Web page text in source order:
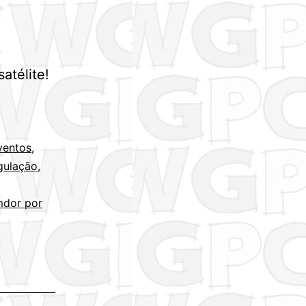
,
,
por